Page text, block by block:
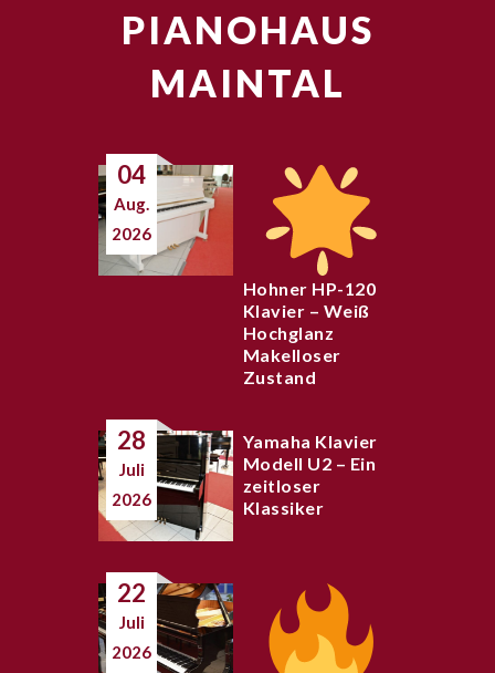
PIANOHAUS
MAINTAL
04
Aug.
2026
Hohner HP-120
Klavier – Weiß
Hochglanz
Makelloser
Zustand
28
Juli
2026
Yamaha Klavier
Modell U2 – Ein
zeitloser
Klassiker
22
Juli
2026